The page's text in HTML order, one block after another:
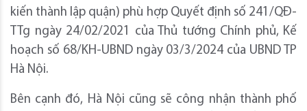
kiến thành lập quận) phù hợp Quyết định số 241/QĐ-
TTg ngày 24/02/2021 của Thủ tướng Chính phủ, Kế
hoạch số 68/KH-UBND ngày 03/3/2024 của UBND TP
Hà Nội.
Bên cạnh đó, Hà Nội cũng sẽ công nhận thành phố